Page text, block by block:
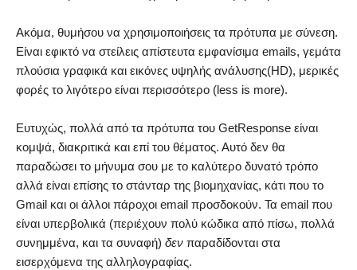
Ακόμα, θυμήσου να χρησιμοποιήσεις τα πρότυπα με σύνεση.
Είναι εφικτό να στείλεις απίστευτα εμφανίσιμα emails, γεμάτα
πλούσια γραφικά και εικόνες υψηλής ανάλυσης(ΗD), μερικές
φορές το λιγότερο είναι περισσότερο (less is more).
Ευτυχώς, πολλά από τα πρότυπα του GetResponse είναι
κομψά, διακριτικά και επί του θέματος. Αυτό δεν θα
παραδώσει το μήνυμα σου με το καλύτερο δυνατό τρόπο
αλλά είναι επίσης το στάνταρ της βιομηχανίας, κάτι που το
Gmail και οι άλλοι πάροχοι email προσδοκούν. Τα email που
είναι υπερβολικά (περιέχουν πολύ κώδικα από πίσω, πολλά
συνημμένα, και τα συναφή) δεν παραδίδονται στα
εισερχόμενα της αλληλογραφίας.